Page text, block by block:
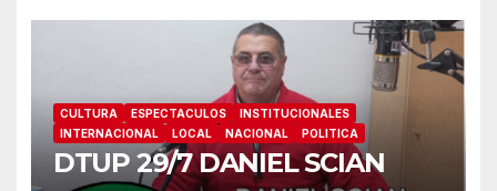
CULTURA ESPECTACULOS
INSTITUCIONALES
INTERNACIONAL
LOCAL NACIONAL POLITICA
DTUP 29/7 DANIEL SCIAN